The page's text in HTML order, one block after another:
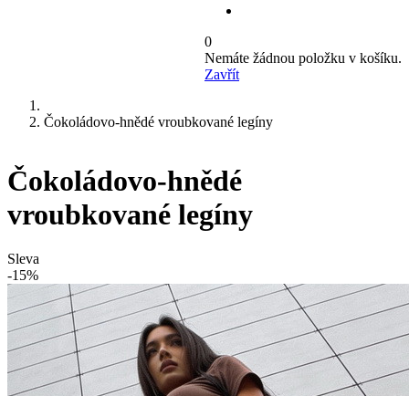
0
Nemáte žádnou položku v košíku.
Zavřít
Čokoládovo-hnědé vroubkované legíny
Čokoládovo-hnědé
vroubkované legíny
Sleva
-15%